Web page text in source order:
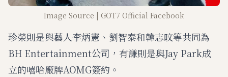
Image Source | GOT7 Official Facebook
珍榮則是與藝人李炳憲、劉智泰和韓志旼等共同為
BH Entertainment公司，有謙則是與Jay Park成
立的嘻哈廠牌AOMG簽約。